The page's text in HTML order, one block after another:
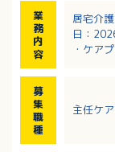
業
務
内
容
居宅介
日：
・ケア
・事業
募
集
職
種
主任ケ